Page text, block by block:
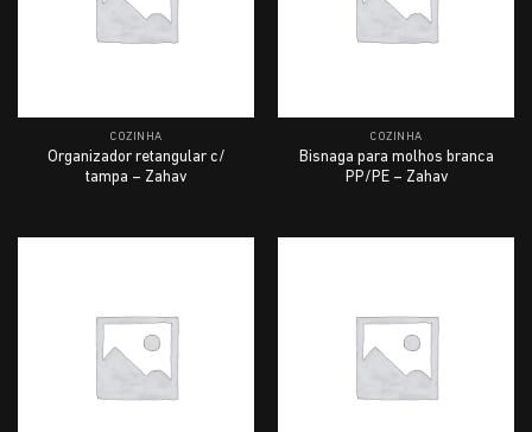
COZINHA
Organizador retangular c/
tampa – Zahav
COZINHA
Bisnaga para molhos branca
PP/PE – Zahav